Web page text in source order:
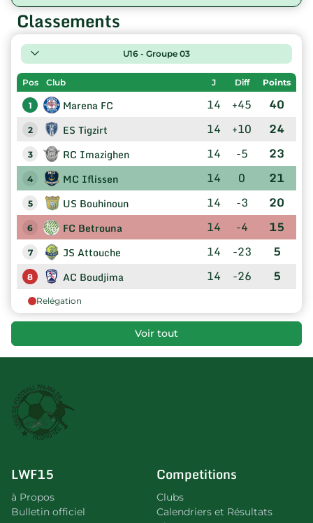
Classements
U16 - Groupe 03
Pos Club J Diff Points
1 Marena FC 14 +45 40
2 ES Tigzirt 14 +10 24
3 RC Imazighen 14 -5 23
4 MC Iflissen 14 0 21
5 US Bouhinoun 14 -3 20
6 FC Betrouna 14 -4 15
7 JS Attouche 14 -23 5
8 AC Boudjima 14 -26 5
Relégation
Voir tout
LWF15
à Propos
Bulletin officiel
Competitions
Clubs
Calendriers et Résultats